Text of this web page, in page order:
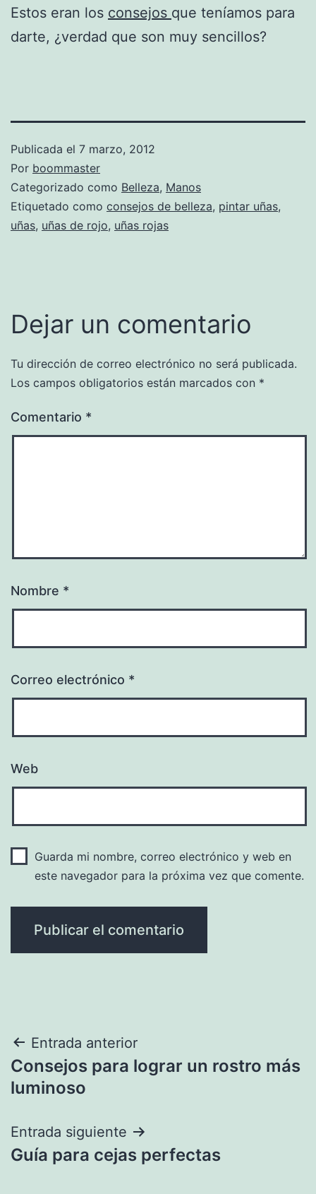
Estos eran los consejos que teníamos para
darte, ¿verdad que son muy sencillos?
Publicada el 7 marzo, 2012
Por boommaster
Categorizado como Belleza, Manos
Etiquetado como consejos de belleza, pintar uñas,
uñas, uñas de rojo, uñas rojas
Dejar un comentario
Tu dirección de correo electrónico no será publicada.
Los campos obligatorios están marcados con *
Comentario *
Nombre *
Correo electrónico *
Web
Guarda mi nombre, correo electrónico y web en
este navegador para la próxima vez que comente.
Navegación
de
Entrada anterior
Consejos para lograr un rostro más
luminoso
Entrada siguiente
Guía para cejas perfectas